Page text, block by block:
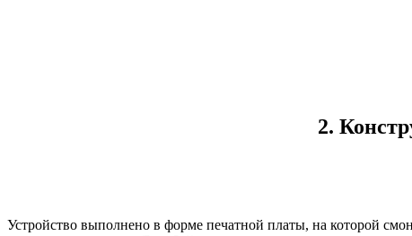
2.
Устройство выполнено в форме печатной платы, на которой